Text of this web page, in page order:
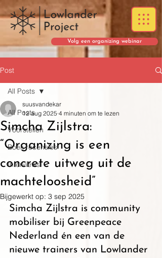
Volg een organizing webinar
Post
All Posts
Voorstellen
Boek recensies
Interviews
All Posts
Simcha Zijlstra:
“Organizing is een
concrete uitweg uit de
machteloosheid”
suusvandekar
12 aug 2025 4 minuten om te lezen
Bijgewerkt op: 3 sep 2025
Simcha Zijlstra is community
mobiliser bij Greenpeace
Nederland én een van de
nieuwe trainers van Lowlander